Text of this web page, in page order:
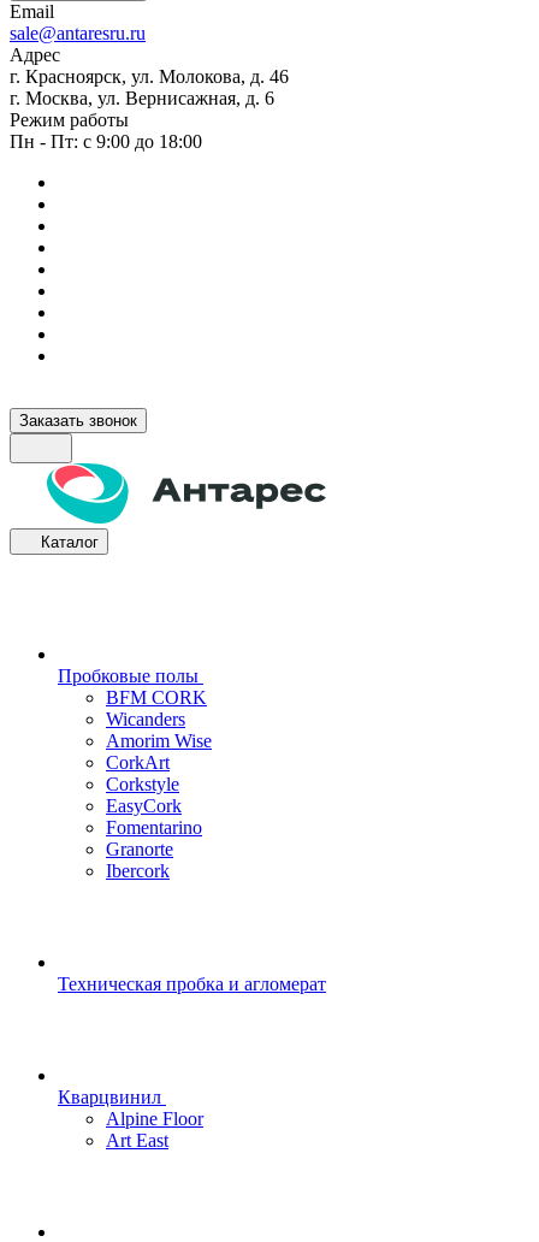
Email
sale@antaresru.ru
Адрес
г. Красноярск, ул. Молокова, д. 46
г. Москва, ул. Вернисажная, д. 6
Режим работы
Пн - Пт: с 9:00 до 18:00
Заказать звонок
Каталог
Пробковые полы
BFM CORK
Wicanders
Amorim Wise
CorkArt
Corkstyle
EasyCork
Fomentarino
Granorte
Ibercork
Техническая пробка и агломерат
Кварцвинил
Alpine Floor
Art East